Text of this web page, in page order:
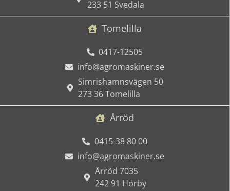
233 51 Svedala
Tomelilla
0417-12505
info@agromaskiner.se
Simrishamnsvägen 50
273 36 Tomelilla
Årröd
0415-38 80 00
info@agromaskiner.se
Årröd 7035
242 91 Hörby